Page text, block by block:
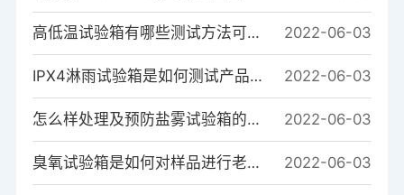
高低温试验箱有哪些测试方法可以测试样品？ 2022-06-03
IPX4淋雨试验箱是如何测试产品的？ 2022-06-03
怎么样处理及预防盐雾试验箱的常见故障 2022-06-03
臭氧试验箱是如何对样品进行老化测试的？ 2022-06-03